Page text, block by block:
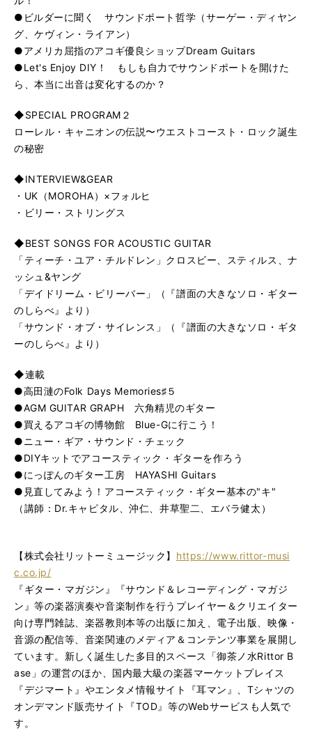
●ビルダーに聞く サウンドポート哲学（サーゲー・ディヤン
グ、ケヴィン・ライアン）
●アメリカ屈指のアコギ優良ショップDream Guitars
●Let's Enjoy DIY！ もしも自力でサウンドポートを開けた
ら、本当に出音は変化するのか？
◆SPECIAL PROGRAM２
ローレル・キャニオンの伝説〜ウエストコースト・ロック誕生
の秘密
◆INTERVIEW&GEAR
・UK（MOROHA）×フォルヒ
・ビリー・ストリングス
◆BEST SONGS FOR ACOUSTIC GUITAR
「ティーチ・ユア・チルドレン」クロスビー、スティルス、ナ
ッシュ&ヤング
「デイドリーム・ビリーバー」（『譜面の大きなソロ・ギター
のしらべ』より）
「サウンド・オブ・サイレンス」（『譜面の大きなソロ・ギタ
ーのしらべ』より）
◆連載
●高田漣のFolk Days Memories♯５
●AGM GUITAR GRAPH 六角精児のギター
●買えるアコギの博物館 Blue-Gに行こう！
●ニュー・ギア・サウンド・チェック
●DIYキットでアコースティック・ギターを作ろう
●にっぽんのギター工房 HAYASHI Guitars
●見直してみよう！アコースティック・ギター基本の"キ"
（講師：Dr.キャピタル、沖仁、井草聖二、エバラ健太）
【株式会社リットーミュージック】 https://www.rittor-musi
c.co.jp/
『ギター・マガジン』『サウンド＆レコーディング・マガジ
ン』等の楽器演奏や音楽制作を行うプレイヤー＆クリエイター
向け専門雑誌、楽器教則本等の出版に加え、電子出版、映像・
音源の配信等、音楽関連のメディア＆コンテンツ事業を展開し
ています。新しく誕生した多目的スペース「御茶ノ水Rittor B
ase」の運営のほか、国内最大級の楽器マーケットプレイス
『デジマート』やエンタメ情報サイト『耳マン』、Tシャツの
オンデマンド販売サイト『TOD』等のWebサービスも人気で
す。